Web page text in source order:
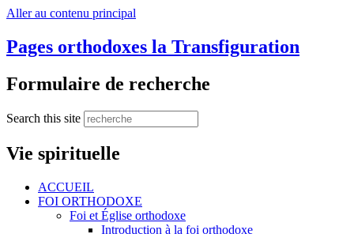
Aller au contenu principal
Pages orthodoxes la Transfiguration
Formulaire de recherche
Search this site
Vie spirituelle
ACCUEIL
FOI ORTHODOXE
Foi et Église orthodoxe
Introduction à la foi orthodoxe